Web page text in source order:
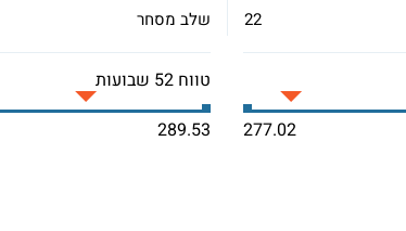
22
שלב מסחר
277.02
טווח 52 שבועות
289.53